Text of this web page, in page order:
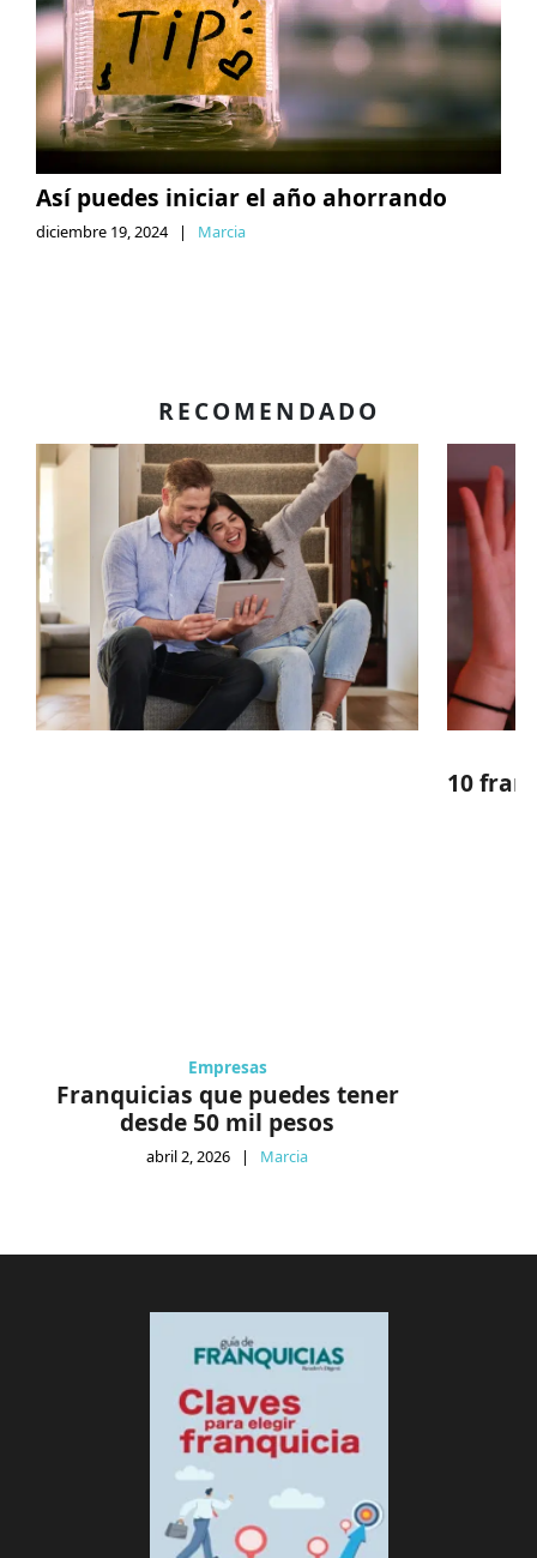
Así puedes iniciar el año ahorrando
diciembre 19, 2024 | Marcia
RECOMENDADO
Empresas
Franquicias que puedes tener
desde 50 mil pesos
abril 2, 2026 | Marcia
10